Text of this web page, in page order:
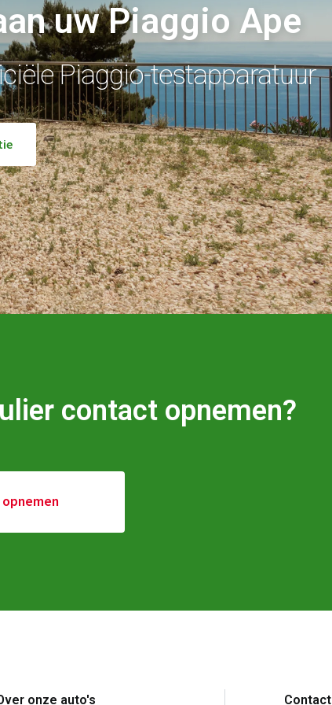
uw Piaggio Ape
Piaggio-testapparatuur
contact opnemen?
onze auto's Contact